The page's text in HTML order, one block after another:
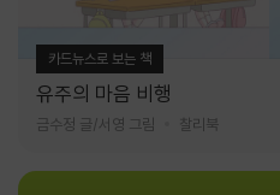
카드뉴스로 보는 책
유주의 마음 비행
금수정 글/서영 그림 찰리북